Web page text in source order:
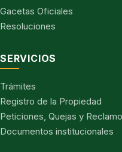
Gacetas Oficiales
Resoluciones
SERVICIOS
Trámites
Registro de la Propiedad
Peticiones, Quejas y
Documentos institucionales